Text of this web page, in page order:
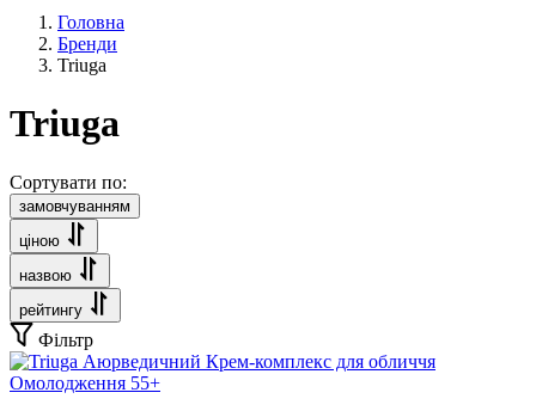
Головна
Бренди
Triuga
Triuga
Сортувати по:
замовчуванням
ціною
назвою
рейтингу
Фільтр